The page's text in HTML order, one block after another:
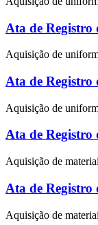
Ata de Registro
Aquisição de
Ata de Registro
Aquisição de
Ata de Registro
Aquisição de
Ata de Registro
Aquisição de